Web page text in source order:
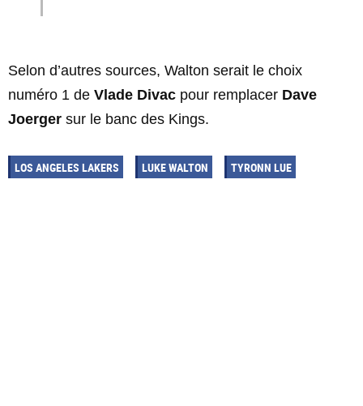
Selon d’autres sources, Walton serait le choix
numéro 1 de Vlade Divac pour remplacer Dave
Joerger sur le banc des Kings.
LOS ANGELES LAKERS LUKE WALTON TYRONN LUE